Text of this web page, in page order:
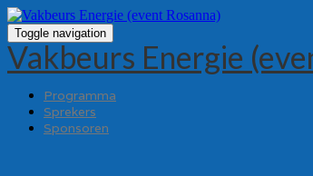
Toggle navigation
Vakbeurs Energie
Programma
Sprekers
Sponsoren